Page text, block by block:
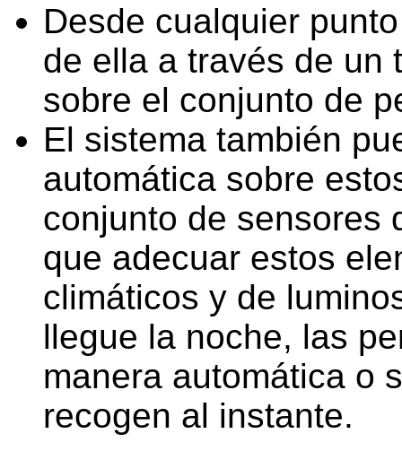
Desde cualquier
de ella a través de un
sobre el conjunto de
El sistema también
automática sobre
conjunto de sensores
que adecuar estos
climáticos y de
llegue la noche, las
manera automática o
recogen al instante.